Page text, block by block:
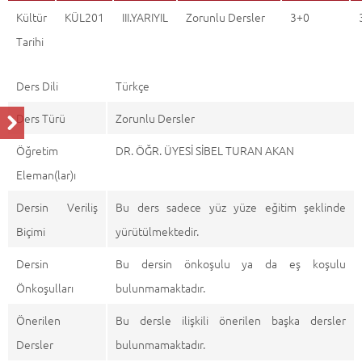
Kültür
Tarihi
KÜL201 III.YARIYIL Zorunlu Dersler 3+0
Ders Dili
Türkçe
Ders Türü
Zorunlu Dersler
Öğretim
Eleman(lar)ı
DR. ÖĞR. ÜYESİ SİBEL TURAN AKAN
Dersin Veriliş
Biçimi
Bu ders sadece yüz yüze eğitim şeklinde
yürütülmektedir.
Dersin
Önkoşulları
Bu dersin önkoşulu ya da eş koşulu
bulunmamaktadır.
Önerilen
Dersler
Bu dersle ilişkili önerilen başka dersler
bulunmamaktadır.